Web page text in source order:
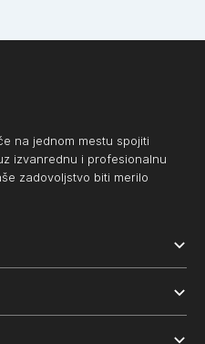
na jednom mestu spojiti
izvanrednu i profesionalnu
zadovoljstvo biti merilo